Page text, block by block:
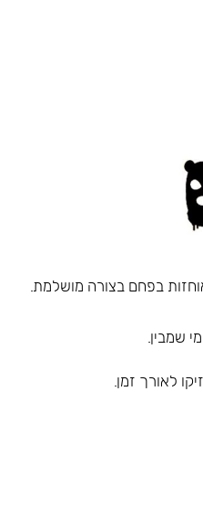
בפחם בצורה מושלמת.
שמבין.
לאורך זמן.